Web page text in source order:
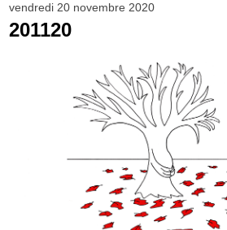
vendredi 20 novembre 2020
201120